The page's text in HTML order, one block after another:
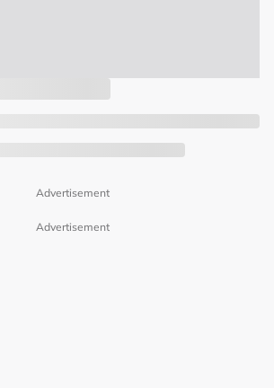
Advertisement
Advertisement